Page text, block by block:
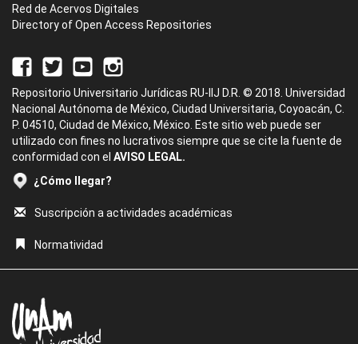
Red de Acervos Digitales
Directory of Open Access Repositories
Repositorio Universitario Jurídicas RU-IIJ D.R. © 2018. Universidad
Nacional Autónoma de México, Ciudad Universitaria, Coyoacán, C.
P. 04510, Ciudad de México, México. Este sitio web puede ser
utilizado con fines no lucrativos siempre que se cite la fuente de
conformidad con el AVISO LEGAL.
¿Cómo llegar?
Suscripción a actividades académicas
Normatividad